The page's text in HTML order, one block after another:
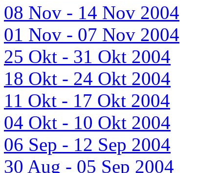
08 Nov - 14 Nov 2004
01 Nov - 07 Nov 2004
25 Okt - 31 Okt 2004
18 Okt - 24 Okt 2004
11 Okt - 17 Okt 2004
04 Okt - 10 Okt 2004
06 Sep - 12 Sep 2004
30 Aug - 05 Sep 2004